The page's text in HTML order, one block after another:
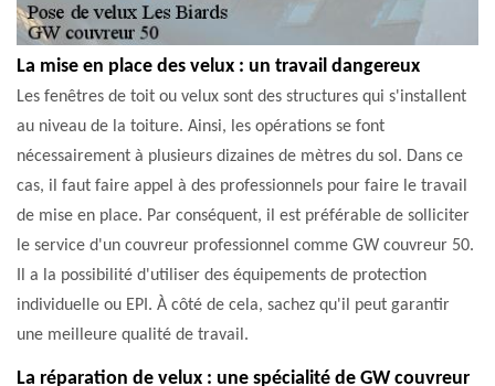
La mise en place des velux : un travail dangereux
Les fenêtres de toit ou velux sont des structures qui s'installent
au niveau de la toiture. Ainsi, les opérations se font
nécessairement à plusieurs dizaines de mètres du sol. Dans ce
cas, il faut faire appel à des professionnels pour faire le travail
de mise en place. Par conséquent, il est préférable de solliciter
le service d'un couvreur professionnel comme GW couvreur 50.
Il a la possibilité d'utiliser des équipements de protection
individuelle ou EPI. À côté de cela, sachez qu'il peut garantir
une meilleure qualité de travail.
La réparation de velux : une spécialité de GW couvreur